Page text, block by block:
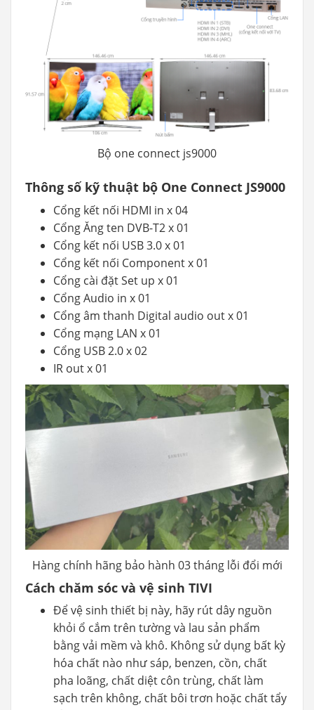
Bộ one connect js9000
Thông số kỹ thuật bộ One Connect JS9000
Cổng kết nối HDMI in x 04
Cổng Ăng ten DVB-T2 x 01
Cổng kết nối USB 3.0 x 01
Cổng kết nối Component x 01
Cổng cài đặt Set up x 01
Cổng Audio in x 01
Cổng âm thanh Digital audio out x 01
Cổng mạng LAN x 01
Cổng USB 2.0 x 02
IR out x 01
Hàng chính hãng bảo hành 03 tháng lỗi đổi mới
Cách chăm sóc và vệ sinh TIVI
Để vệ sinh thiết bị này, hãy rút dây nguồn
khỏi ổ cắm trên tường và lau sản phẩm
bằng vải mềm và khô. Không sử dụng bất kỳ
hóa chất nào như sáp, benzen, cồn, chất
pha loãng, chất diệt côn trùng, chất làm
sạch trên không, chất bôi trơn hoặc chất tẩy